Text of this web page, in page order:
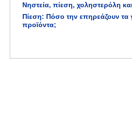
Νηστεία, πίεση, χοληστερόλη
Πίεση: Πόσο την επηρεάζουν τα
προϊόντα;